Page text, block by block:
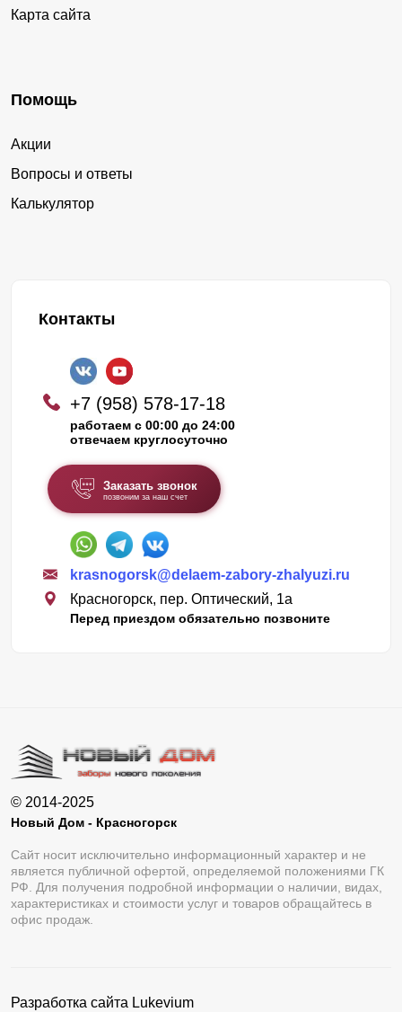
Карта сайта
Помощь
Акции
Вопросы и ответы
Калькулятор
Контакты
+7 (958) 578-17-18
работаем с 00:00 до 24:00
отвечаем круглосуточно
Заказать звонок
позвоним за наш счет
krasnogorsk@delaem-zabory-zhalyuzi.ru
Красногорск, пер. Оптический, 1а
Перед приездом обязательно позвоните
© 2014-2025
Новый Дом - Красногорск
Сайт носит исключительно информационный характер и не
является публичной офертой, определяемой положениями ГК
РФ. Для получения подробной информации о наличии, видах,
характеристиках и стоимости услуг и товаров обращайтесь в
офис продаж.
Разработка сайта Lukevium